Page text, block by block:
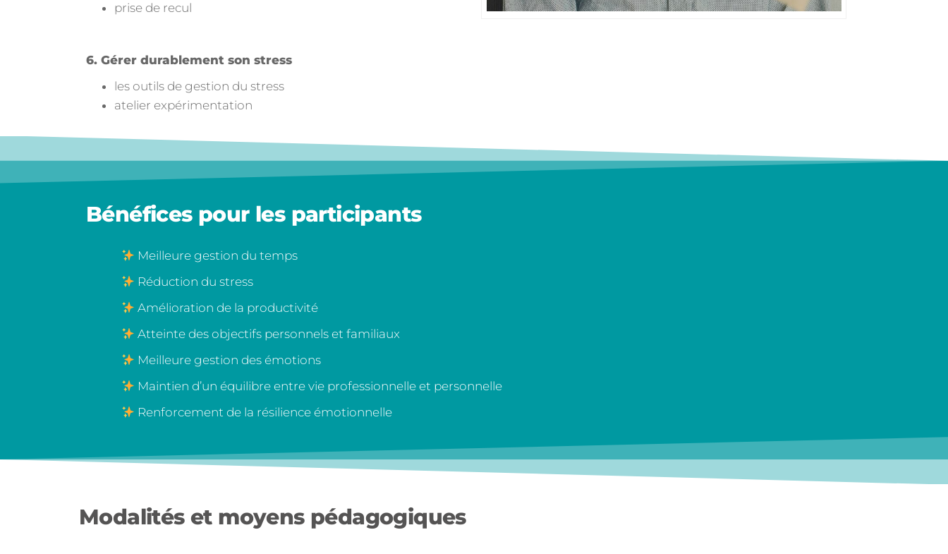
prise de recul
6. Gérer durablement son stress
les outils de gestion du stress
atelier expérimentation
Bénéfices pour les participants
Meilleure gestion du temps
Réduction du stress
Amélioration de la productivité
Atteinte des objectifs personnels et familiaux
Meilleure gestion des émotions
Maintien d’un équilibre entre vie professionnelle et personnelle
Renforcement de la résilience émotionnelle
Modalités et moyens pédagogiques